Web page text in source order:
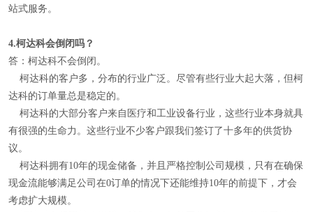
站式服务。
4.柯达科会倒闭吗？
答：柯达科不会倒闭。
柯达科的客户多，分布的行业广泛。尽管有些行业大起大落，但柯
达科的订单量总是稳定的。
柯达科的大部分客户来自医疗和工业设备行业，这些行业本身就具
有很强的生命力。这些行业不少客户跟我们签订了十多年的供货协
议。
柯达科拥有10年的现金储备，并且严格控制公司规模，只有在确保
现金流能够满足公司在0订单的情况下还能维持10年的前提下，才会
考虑扩大规模。